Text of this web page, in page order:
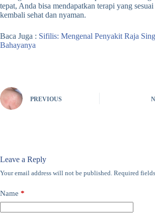
tepat, Anda bisa mendapatkan terapi yang
kembali sehat dan nyaman.
Baca Juga : Sifilis: Mengenal Penyakit Raja
Bahayanya
PREVIOUS
Leave a Reply
Your email address will not be published. Required
Name *